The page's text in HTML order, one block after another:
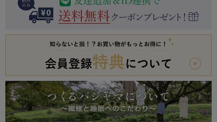
春 夏 秋
ボーイズパジャマ
すべての生地一覧はこちら
作務衣
羽織・バスロ
ーブ
ズボン単品